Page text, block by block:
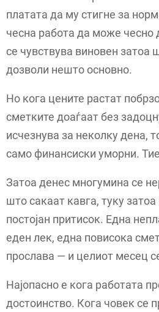
платата да му стигне за
чесна работа да може чесно
се чувствува виновен затоа
дозволи нешто основно.
Но кога цените растат
сметките доаѓаат без
исчезнува за неколку дена,
само финансиски уморни.
Затоа денес многумина се
што сакаат кавга, туку
постојан притисок. Една
еден лек, една повисока
прослава — и целиот месец
Најопасно е кога работата
достоинство. Кога човек се